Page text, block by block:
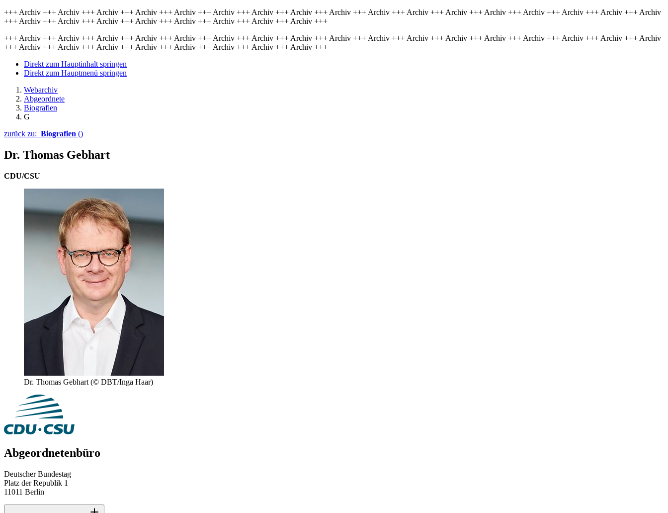
+++ Archiv +++ Archiv +++ Archiv +++ Archiv +++ Archiv +++ Archiv +++ Archiv +++ Archiv +++ Archiv +++ Archiv +++ Archiv +++ Archiv +++ Archiv +++ Archiv +++ Archiv +++ Archiv +++ Archiv
+++ Archiv +++ Archiv +++ Archiv +++ Archiv +++ Archiv +++ Archiv +++ Archiv +++ Archiv +++
+++ Archiv +++ Archiv +++ Archiv +++ Archiv +++ Archiv +++ Archiv +++ Archiv +++ Archiv +++ Archiv +++ Archiv +++ Archiv +++ Archiv +++ Archiv +++ Archiv +++ Archiv +++ Archiv +++ Archiv
+++ Archiv +++ Archiv +++ Archiv +++ Archiv +++ Archiv +++ Archiv +++ Archiv +++ Archiv +++
Direkt zum Hauptinhalt springen
Direkt zum Hauptmenü springen
Webarchiv
Abgeordnete
Biografien
G
zurück zu: Biografien ()
Dr. Thomas Gebhart
CDU/CSU
Dr. Thomas Gebhart (© DBT/Inga Haar)
Abgeordnetenbüro
Deutscher Bundestag
Platz der Republik 1
11011 Berlin